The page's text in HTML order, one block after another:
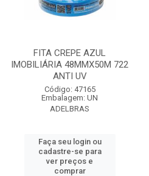
FITA CREPE AZUL
IMOBILIÁRIA 48MMX50M 722
ANTI UV
Código: 47165
Embalagem: UN
ADELBRAS
Faça seu login ou
cadastre-se para
ver preços e
comprar